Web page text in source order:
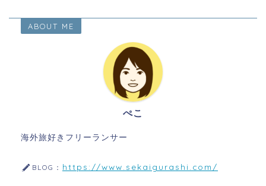
ABOUT ME
ぺこ
海外旅好きフリーランサー
BLOG： https://www.sekaigurashi.com/